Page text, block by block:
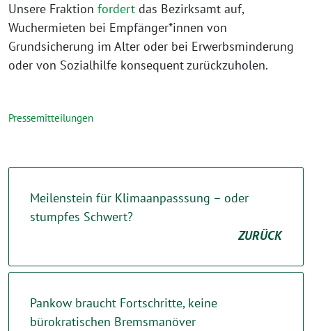
Unsere Fraktion fordert das Bezirksamt auf,
Wuchermieten bei Empfänger*innen von
Grundsicherung im Alter oder bei Erwerbsminderung
oder von Sozialhilfe konsequent zurückzuholen.
Pressemitteilungen
Meilenstein für Klimaanpasssung – oder
stumpfes Schwert?
ZURÜCK
Pankow braucht Fortschritte, keine
bürokratischen Bremsmanöver